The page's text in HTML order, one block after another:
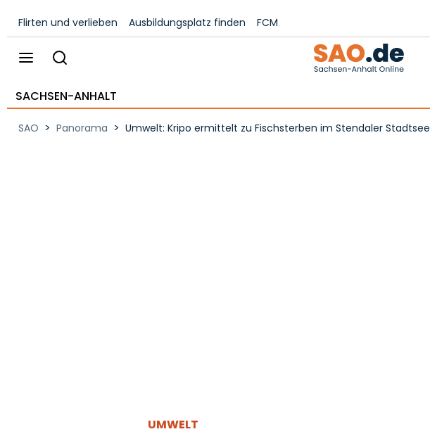
Flirten und verlieben Ausbildungsplatz finden FCM
SACHSEN-ANHALT
SAO > Panorama > Umwelt: Kripo ermittelt zu Fischsterben im Stendaler Stadtsee
UMWELT